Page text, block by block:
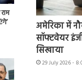
अमेरिका में
सॉफ्टवेयर
सिखाया
29 July 2026 -